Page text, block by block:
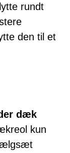
rundt
den til et
dæk
kun